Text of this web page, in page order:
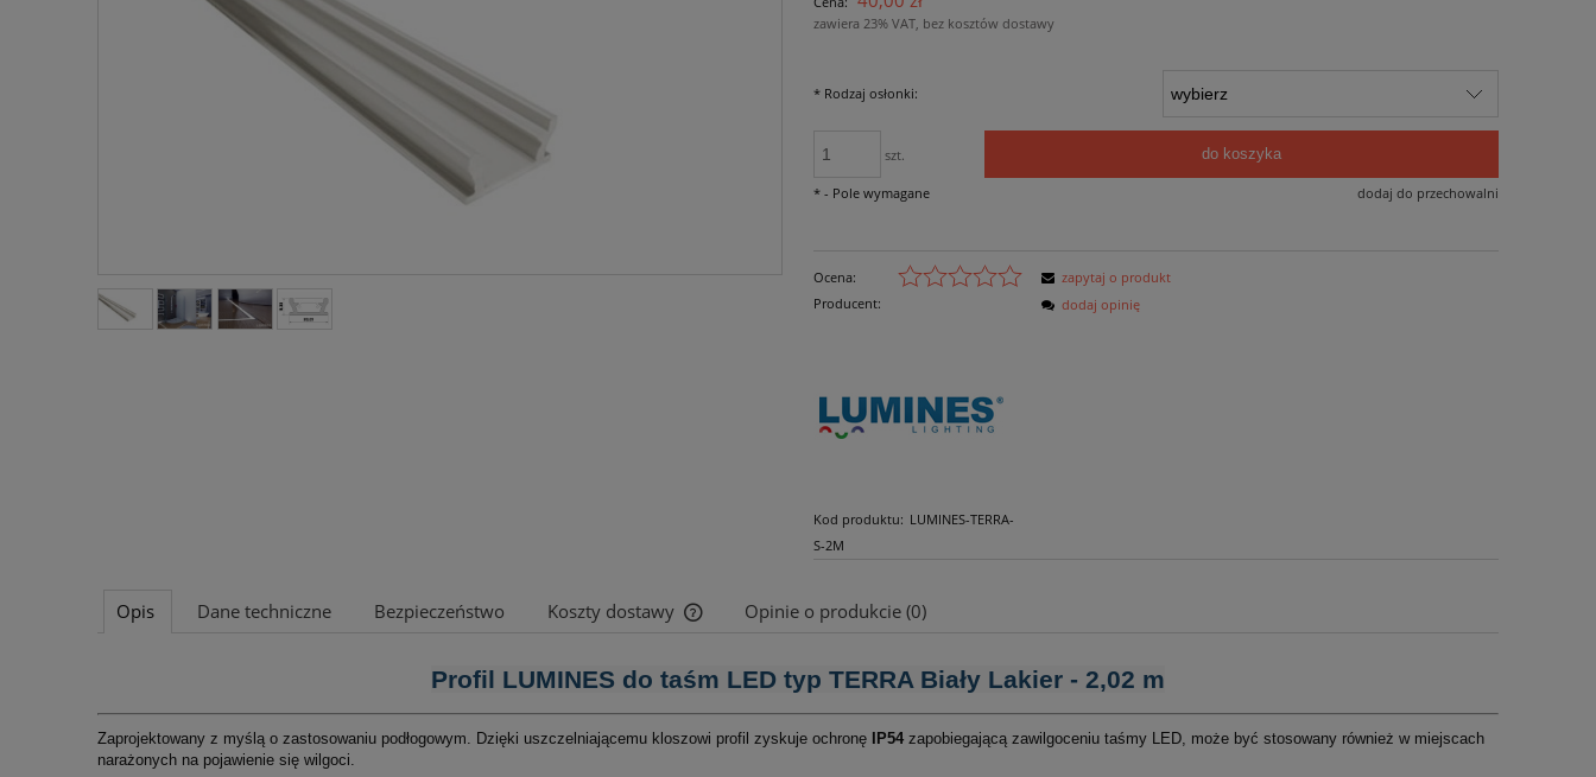
zawiera 23% VAT, bez kosztów dostawy
*Rodzaj osłonki:
szt. do koszyka
dodaj do przechowalni
*- Pole wymagane
Ocena:
Producent:
Kod produktu: LUMINES-TERRA-
S-2M
zapytaj o produkt
dodaj opinię
Opis Dane techniczne Bezpieczeństwo Koszty dostawy
Cena nie zawiera ewentualnych kosztów
Opinie o produkcie (0)
Profil LUMINES do taśm LED typ TERRA Biały Lakier - 2,02 m
Zaprojektowany z myślą o zastosowaniu podłogowym. Dzięki uszczelniającemu kloszowi profil zyskuje ochronę IP54 zapobiegającą zawilgoceniu taśmy LED, może być stosowany również w miejscach
narażonych na pojawienie się wilgoci.